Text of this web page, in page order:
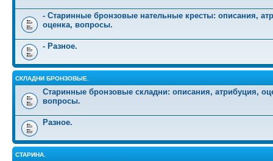
- Старинные бронзовые нательные кресты: описания,
оценка, вопросы.
- Разное.
СКЛАДНИ БРОНЗОВЫЕ.
Старинные бронзовые складни: описания, атрибуция,
вопросы.
Разное.
СТАРИНА.